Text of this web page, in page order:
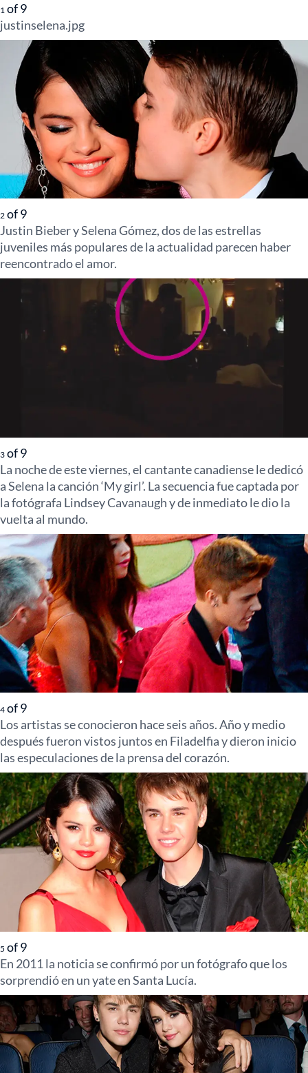
1 of9
justinselena.jpg
2 of9
Justin Bieber y Selena Gómez, dos de las estrellas
juveniles más populares de la actualidad parecen haber
reencontrado el amor.
3 of9
La noche de este viernes, el cantante canadiense le dedicó
a Selena la canción ‘My girl’. La secuencia fue captada por
la fotógrafa Lindsey Cavanaugh y de inmediato le dio la
vuelta al mundo.
4 of9
Los artistas se conocieron hace seis años. Año y medio
después fueron vistos juntos en Filadelfia y dieron inicio
las especulaciones de la prensa del corazón.
5 of9
En 2011 la noticia se confirmó por un fotógrafo que los
sorprendió en un yate en Santa Lucía.